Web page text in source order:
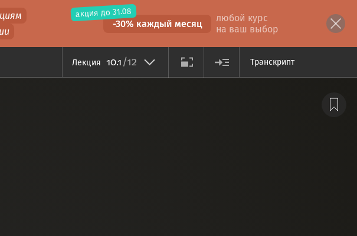
акция до 31.08
-30% каждый месяц
любой курс
на ваш выбор
Лекция 10.1/12 Транскрипт